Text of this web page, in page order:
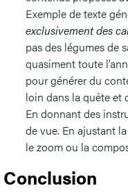
Exemple de texte
exclusivement des
pas des légumes de
quasiment toute
pour générer du
loin dans la quête et
En donnant des
de vue. En ajustant
le zoom ou la
Conclusion